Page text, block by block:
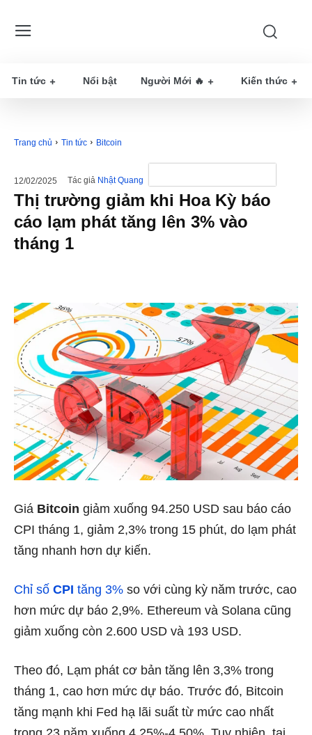
Tin tức Nổi bật Người Mới 🔥 Kiến thức
Trang chủ Tin tức Bitcoin
12/02/2025 Tác giả Nhật Quang
Thị trường giảm khi Hoa Kỳ báo
cáo lạm phát tăng lên 3% vào
tháng 1
Giá Bitcoin giảm xuống 94.250 USD sau báo cáo
CPI tháng 1, giảm 2,3% trong 15 phút, do lạm phát
tăng nhanh hơn dự kiến.
Chỉ số CPI tăng 3% so với cùng kỳ năm trước, cao
hơn mức dự báo 2,9%. Ethereum và Solana cũng
giảm xuống còn 2.600 USD và 193 USD.
Theo đó, Lạm phát cơ bản tăng lên 3,3% trong
tháng 1, cao hơn mức dự báo. Trước đó, Bitcoin
tăng mạnh khi Fed hạ lãi suất từ mức cao nhất